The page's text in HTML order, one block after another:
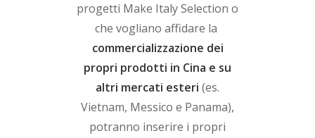
progetti Make Italy Selection o
che vogliano affidare la
commercializzazione dei
propri prodotti in Cina e su
altri mercati esteri (es.
Vietnam, Messico e Panama),
potranno inserire i propri